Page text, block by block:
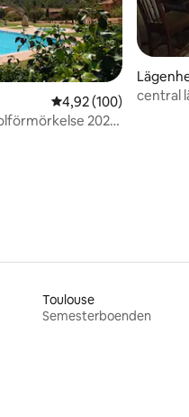
omdömen
4,92 av 5 i
4,92 (100)
2026
central
Toulouse
Semesterboenden